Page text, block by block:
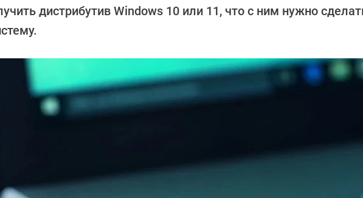
дистрибутив Windows 10 или 11, что с ним нужно